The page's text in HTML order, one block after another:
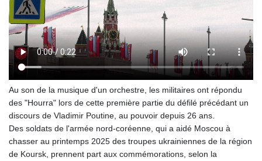
GIP 0.740916
GMD 73.503851
GNF
8756.649224
GTQ 7.607144
GYD 208.588851
HKD 7.842304
HNL 26.723176
HRK 6.518804
HTG 130.363707
HUF 314.060388
Au son de la musique d'un orchestre, les militaires ont répondu
des "Hourra" lors de cette première partie du défilé précédant un
discours de Vladimir Poutine, au pouvoir depuis 26 ans.
Des soldats de l'armée nord-coréenne, qui a aidé Moscou à
chasser au printemps 2025 des troupes ukrainiennes de la région
de Koursk, prennent part aux commémorations, selon la